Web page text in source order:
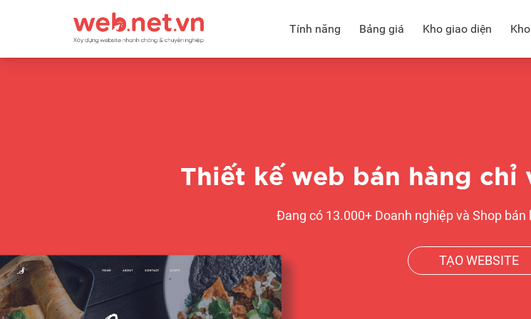
Tính năng Bảng giá Kho giao diện
Thiết kế web bán hàng chỉ
Đang có 13.000+ Doanh nghiệp và Shop bán
TẠO WEBSITE